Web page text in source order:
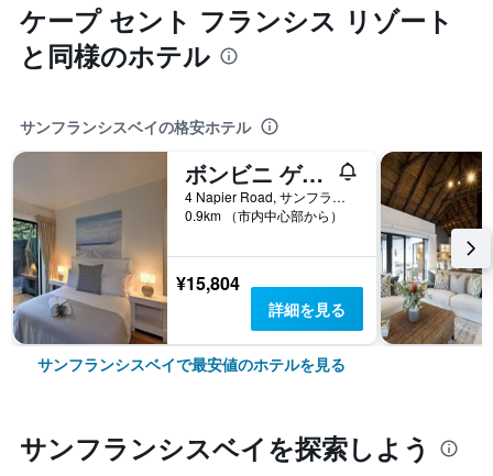
ケープ セント フランシス リゾート
と同様のホテル
サンフランシスベイの格安ホテル
ボンビニ ゲスト ハウス
4 Napier Road, サンフランシスベイ, 東ケープ州, 南アフリカ
0.9km （市内中心部から）
¥15,804
詳細を見る
サンフランシスベイで最安値のホテルを見る
サンフランシスベイ​を探索しよう